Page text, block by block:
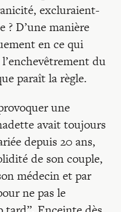
excluraient-
? D’une manière
en ce qui
du
paraît la règle.
une
avait toujours
depuis 20 ans,
de son couple,
médecin et par
ne pas le